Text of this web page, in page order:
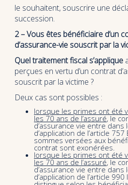
le souhaitent, souscrire une
succession.
2 – Vous êtes bénéficiaire d’un
d’assurance-vie souscrit par la
Quel traitement fiscal s’applique
perçues en vertu d’un contrat
souscrit par la victime ?
Deux cas sont possibles :
lorsque les primes ont été
les 70 ans de l’assuré, le
d’assurance vie entre dans
d’application de l’article 757
sommes versées aux
contrat sont exonérées.
lorsque les primes ont été
les 70 ans de l’assuré, le
d’assurance vie entre dans
d’application de l’article 990